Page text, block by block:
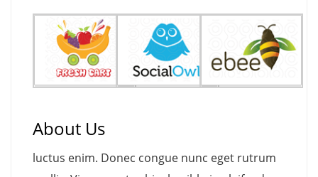
About Us
luctus enim. Donec congue nunc eget rutrum